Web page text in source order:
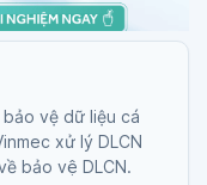
vệ dữ liệu cá
xử lý DLCN
bảo vệ DLCN.